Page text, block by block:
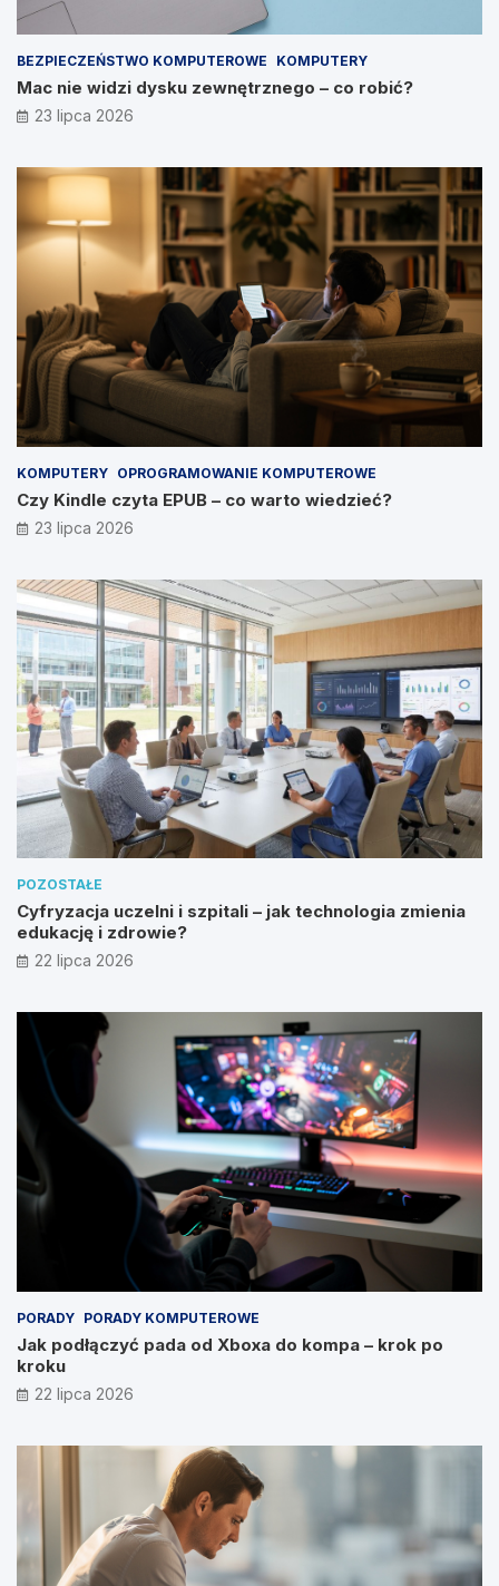
BEZPIECZEŃSTWO KOMPUTEROWE KOMPUTERY
Mac nie widzi dysku zewnętrznego – co robić?
23 lipca 2026
KOMPUTERY OPROGRAMOWANIE KOMPUTEROWE
Czy Kindle czyta EPUB – co warto wiedzieć?
23 lipca 2026
POZOSTAŁE
Cyfryzacja uczelni i szpitali – jak technologia zmienia
edukację i zdrowie?
22 lipca 2026
PORADY PORADY KOMPUTEROWE
Jak podłączyć pada od Xboxa do kompa – krok po
kroku
22 lipca 2026